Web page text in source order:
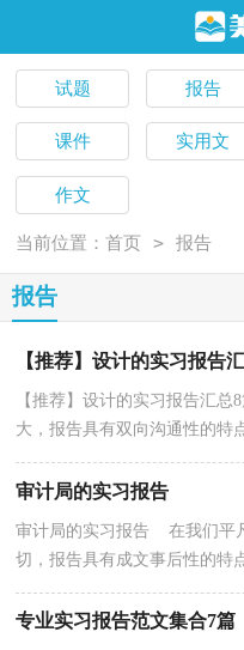
试题 报告
课件 实用文
作文
当前位置：首页 > 报告
报告
【推荐】设计的实习报告
【推荐】设计的实习报告汇
大，报告具有双向沟通性的特
下面是小编收集整理的设计的
审计局的实习报告
审计局的实习报告 在我们平
切，报告具有成文事后性的特
专业实习报告范文集合7篇